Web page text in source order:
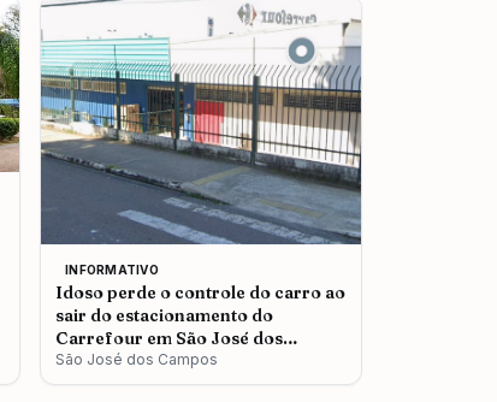
INFORMATIVO
Idoso perde o controle do carro ao
sair do estacionamento do
Carrefour em São José dos
Campos
São José dos Campos